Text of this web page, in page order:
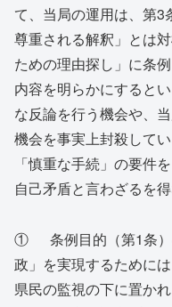
て、当局の運用は、第3
尊重される解釈」とは
ための理由探し」に条
内容を明らかにすると
な反論を行う機会や、
機会を事実上封殺して
「慎重な手続」の要件
自己矛盾と言わざるを得
① 条例目的（第1条）
政」を実現するために
県民の監視の下に置か